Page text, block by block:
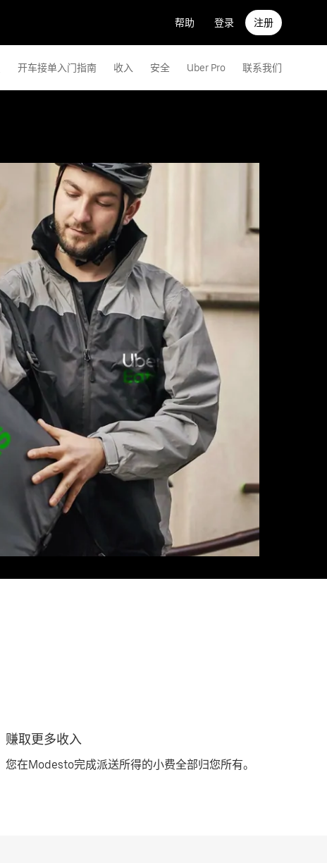
帮助 登录 注册
开车接单入门指南 收入 安全 Uber Pro 联系我们
赚取更多收入
您在Modesto完成派送所得的小费全部归您所有。